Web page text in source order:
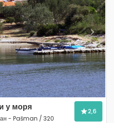
Next
у моря
- Pašman / 320
2,6